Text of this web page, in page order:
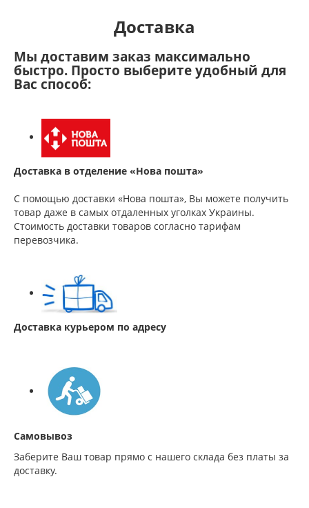
Доставка
Мы доставим заказ максимально
быстро. Просто выберите удобный для
Вас способ:
Доставка в отделение «Нова пошта»
С помощью доставки «Нова пошта», Вы можете получить
товар даже в самых отдаленных уголках Украины.
Стоимость доставки товаров согласно тарифам
перевозчика.
Доставка курьером по адресу
Самовывоз
Заберите Ваш товар прямо с нашего склада без платы за
доставку.